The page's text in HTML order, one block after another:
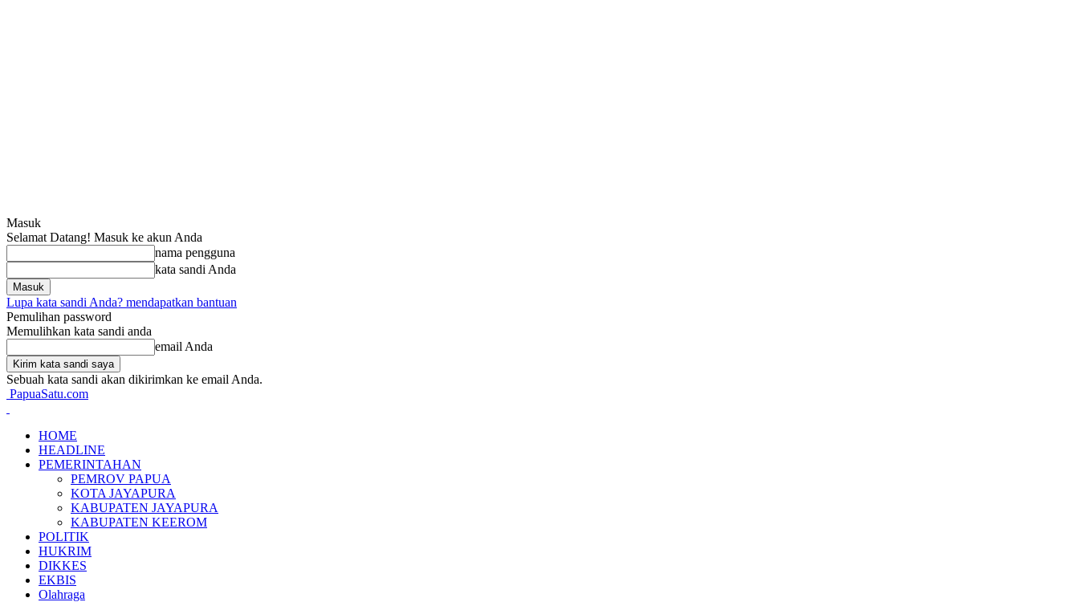
Masuk
Selamat Datang! Masuk ke akun Anda
nama pengguna
kata sandi Anda
Lupa kata sandi Anda? mendapatkan bantuan
Pemulihan password
Memulihkan kata sandi anda
email Anda
Sebuah kata sandi akan dikirimkan ke email Anda.
PapuaSatu.com
HOME
HEADLINE
PEMERINTAHAN
PEMROV PAPUA
KOTA JAYAPURA
KABUPATEN JAYAPURA
KABUPATEN KEEROM
POLITIK
HUKRIM
DIKKES
EKBIS
Olahraga